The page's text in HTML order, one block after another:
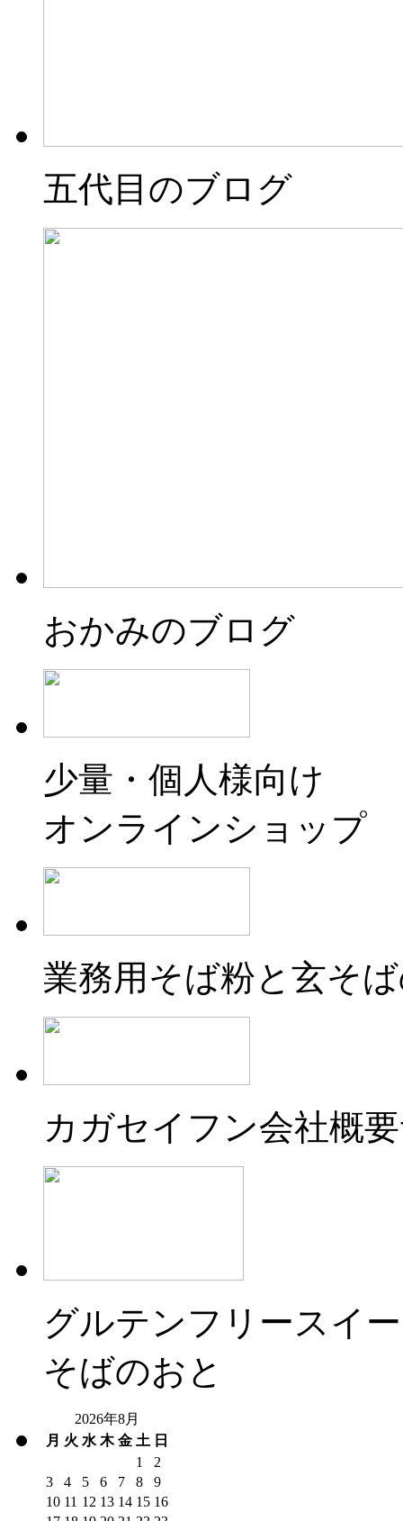
五代目のブログ
おかみのブログ
少量・個人様向け
オンラインショップ
業務用そば粉と玄そ
カガセイフン会社概
グルテンフリースイ
そばのおと
2026年8月
月 火 水 木 金 土 日
1
2
3
4 5 6 7 8
9
10 11 12 13 14 15 16